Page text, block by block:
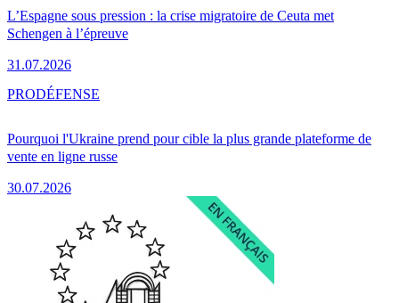
L’Espagne sous pression : la crise migratoire de Ceuta met
Schengen à l’épreuve
31.07.2026
Pourquoi l'Ukraine prend pour cible la plus grande plateforme de
vente en ligne russe
30.07.2026
PRODÉFENSE